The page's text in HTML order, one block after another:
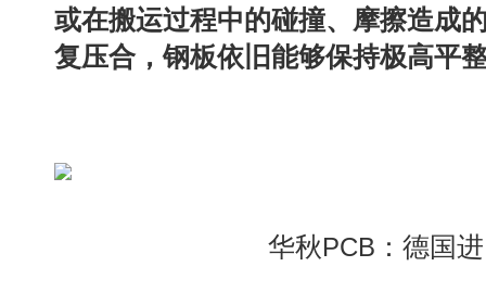
或在搬运过程中的碰撞、摩擦造成
复压合，钢板依旧能够保持极高平
华秋PCB ：德国